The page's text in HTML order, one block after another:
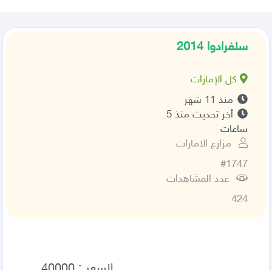
سلفرادوا 2014
كل الإمارات
منذ 11 شهر
أخر تحديث منذ 5
ساعات
مزارع الامارات
#1747
عدد المشاهدات
424